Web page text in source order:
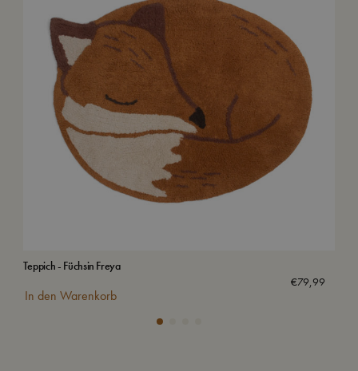
Teppich - Füchsin Freya
€79,99
In den Warenkorb